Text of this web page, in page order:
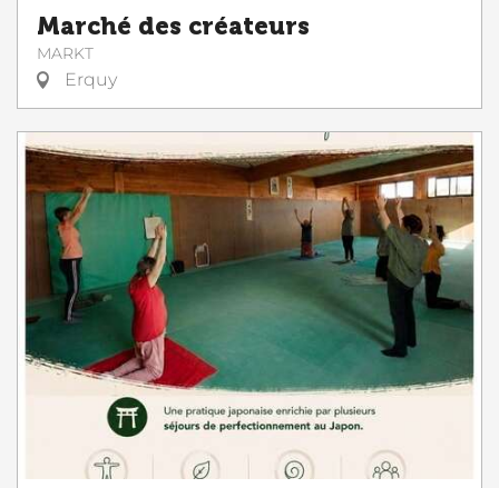
Marché des créateurs
MARKT
Erquy